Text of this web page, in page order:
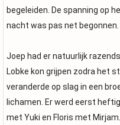
begeleiden. De spanning op
nacht was pas net begonnen.
Joep had er natuurlijk
Lobke kon grijpen zodra het
veranderde op slag in een
lichamen. Er werd eerst
met Yuki en Floris met